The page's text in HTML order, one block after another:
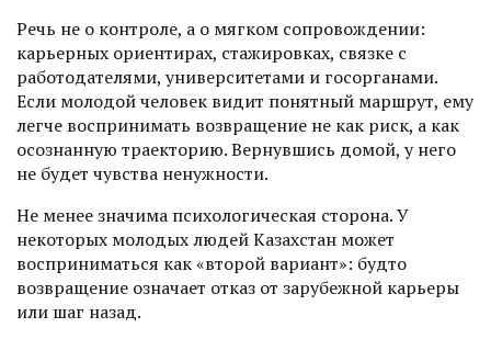
Речь не о контроле, а о мягком сопровождении:
карьерных ориентирах, стажировках, связке с
работодателями, университетами и госорганами.
Если молодой человек видит понятный маршрут, ему
легче воспринимать возвращение не как риск, а как
осознанную траекторию. Вернувшись домой, у него
не будет чувства ненужности.
Не менее значима психологическая сторона. У
некоторых молодых людей Казахстан может
восприниматься как «второй вариант»: будто
возвращение означает отказ от зарубежной карьеры
или шаг назад.